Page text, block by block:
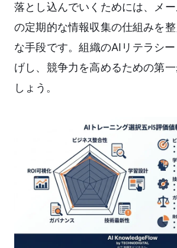
落とし込んでいくためには、メ
の定期的な情報収集の仕組みを
な手段です。組織のAIリテラシ
げし、競争力を高めるための第
しょう。